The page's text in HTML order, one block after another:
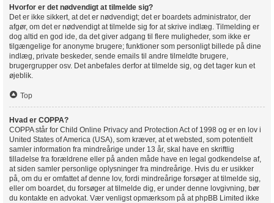
Hvorfor er det nødvendigt at tilmelde sig?
Det er ikke sikkert, at det er nødvendigt; det er boardets administrator, der
afgør, om det er nødvendigt at tilmelde sig for at skrive indlæg. Tilmelding er
dog altid en god ide, da det giver adgang til flere muligheder, som ikke er
tilgængelige for anonyme brugere; funktioner som personligt billede på dine
indlæg, private beskeder, sende emails til andre tilmeldte brugere,
brugergrupper osv. Det anbefales derfor at tilmelde sig, og det tager kun et
øjeblik.
Top
Hvad er COPPA?
COPPA står for Child Online Privacy and Protection Act of 1998 og er en lov i
United States of America (USA), som kræver, at et websted, som potentielt
samler information fra mindreårige under 13 år, skal have en skriftlig
tilladelse fra forældrene eller på anden måde have en legal godkendelse af,
at siden samler personlige oplysninger fra mindreårige. Hvis du er usikker
på, om du er omfattet af denne lov, fordi mindreårige forsøger at tilmelde sig,
eller om boardet, du forsøger at tilmelde dig, er under denne lovgivning, bør
du kontakte en advokat. Vær venligst opmærksom på at phpBB Limited ikke